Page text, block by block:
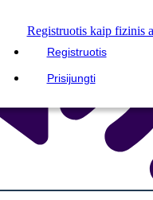
Registruotis kaip fizinis
Registruotis
Prisijungti